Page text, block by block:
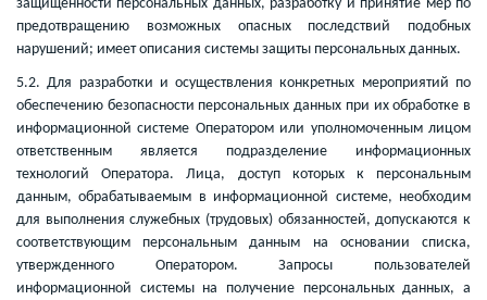
защищенности персональных данных, разработку и принятие мер по
предотвращению возможных опасных последствий подобных
нарушений; имеет описания системы защиты персональных данных.
5.2. Для разработки и осуществления конкретных мероприятий по
обеспечению безопасности персональных данных при их обработке в
информационной системе Оператором или уполномоченным лицом
ответственным является подразделение информационных
технологий Оператора. Лица, доступ которых к персональным
данным, обрабатываемым в информационной системе, необходим
для выполнения служебных (трудовых) обязанностей, допускаются к
соответствующим персональным данным на основании списка,
утвержденного Оператором. Запросы пользователей
информационной системы на получение персональных данных, а